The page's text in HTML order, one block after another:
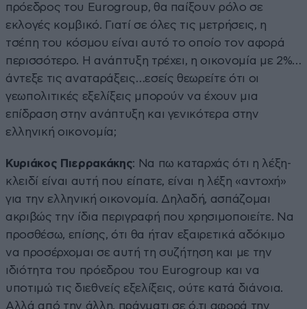
πρόεδρος του Eurogroup, θα παίξουν ρόλο σε
εκλογές κομβικό. Γιατί σε όλες τις μετρήσεις, η
τσέπη του κόσμου είναι αυτό το οποίο τον αφορά
περισσότερο. Η ανάπτυξη τρέχει, η οικονομία με 2%…
άντεξε τις αναταράξεις…εσείς θεωρείτε ότι οι
γεωπολιτικές εξελίξεις μπορούν να έχουν μια
επίδραση στην ανάπτυξη και γενικότερα στην
ελληνική οικονομία;
Κυριάκος Πιερρακάκης: Να πω καταρχάς ότι η λέξη-
κλειδί είναι αυτή που είπατε, είναι η λέξη «αντοχή»
για την ελληνική οικονομία. Δηλαδή, ασπάζομαι
ακριβώς την ίδια περιγραφή που χρησιμοποιείτε. Να
προσθέσω, επίσης, ότι θα ήταν εξαιρετικά αδόκιμο
να προσέρχομαι σε αυτή τη συζήτηση και με την
ιδιότητα του πρόεδρου του Eurogroup και να
υποτιμώ τις διεθνείς εξελίξεις, ούτε κατά διάνοια.
Αλλά από την άλλη, πράγματι σε ό,τι αφορά την